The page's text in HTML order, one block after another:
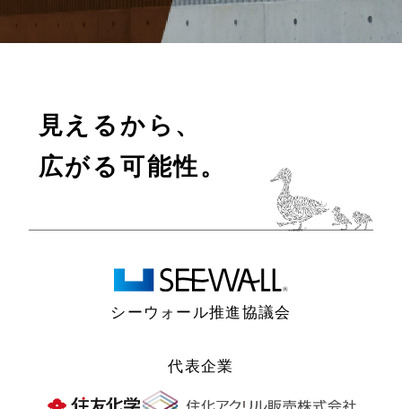
見えるから、
広がる可能性。
シーウォール推進協議会
代表企業